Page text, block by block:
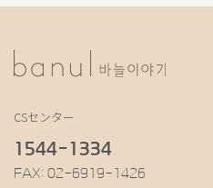
CSセンター
1544-1334
FAX: 02-6919-1426